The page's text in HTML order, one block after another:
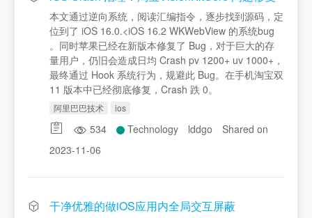
本文通过逆向系统，阅读汇编指令，逐步找到源码，定
位到了 iOS 16.0.<iOS 16.2 WKWebView 的系统bug
。同时苹果已经在新版本修复了 Bug，对于巨大的存
量用户，仍旧会造成日均 Crash pv 1200+ uv 1000+，
最终通过 Hook 系统行为，规避此 Bug。在手机淘宝双
11 版本中已经彻底修复，Crash 跌 0。
阿里巴巴技术 ios
534 Technology lddgo
Shared on
2023-11-06
干净优雅的做iOS应用内全局交互屏蔽